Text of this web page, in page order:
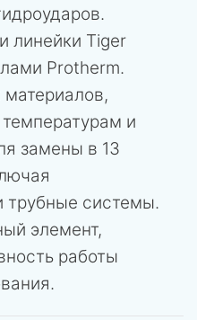
линейки Tiger
Protherm.
материалов,
и
замены в 13
трубные системы.
элемент,
работы